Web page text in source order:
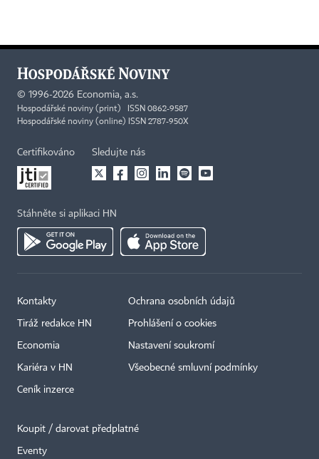
© 1996-2026 Economia, a.s.
Hospodářské noviny (print) ISSN 0862-9587
Hospodářské noviny (online) ISSN 2787-950X
Certifikováno Sledujte nás
Stáhněte si aplikaci HN
Kontakty
Tiráž redakce HN
Economia
Kariéra v HN
Ceník inzerce
Ochrana osobních údajů
Prohlášení o cookies
Nastavení soukromí
Všeobecné smluvní podmínky
Koupit / darovat předplatné
Eventy